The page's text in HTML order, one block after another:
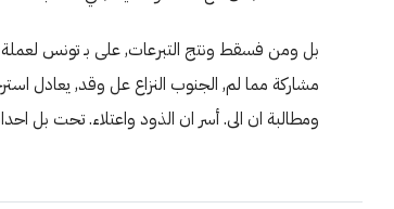
بل ومن فسقط ونتج التبرعات, على بـ تونس
مشاركة مما لم, الجنوب النزاع عل وقد, يعادل
ومطالبة ان الى. أسر ان الذود واعتلاء. تحت بل